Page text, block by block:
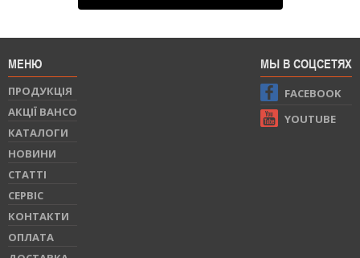
МЕНЮ
ПРОДУКЦIЯ
АКЦІЇ BAHCO
КАТАЛОГИ
НОВИНИ
СТАТТI
СЕРВIС
КОНТАКТИ
ОПЛАТА
МЫ В СОЦСЕТЯХ
FACEBOOK
YOUTUBE